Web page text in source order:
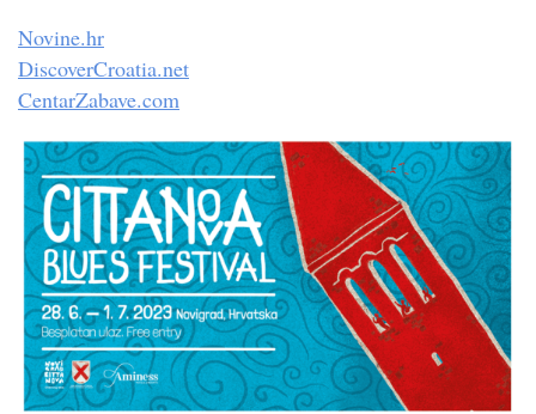
Novine.hr
DiscoverCroatia.net
CentarZabave.com